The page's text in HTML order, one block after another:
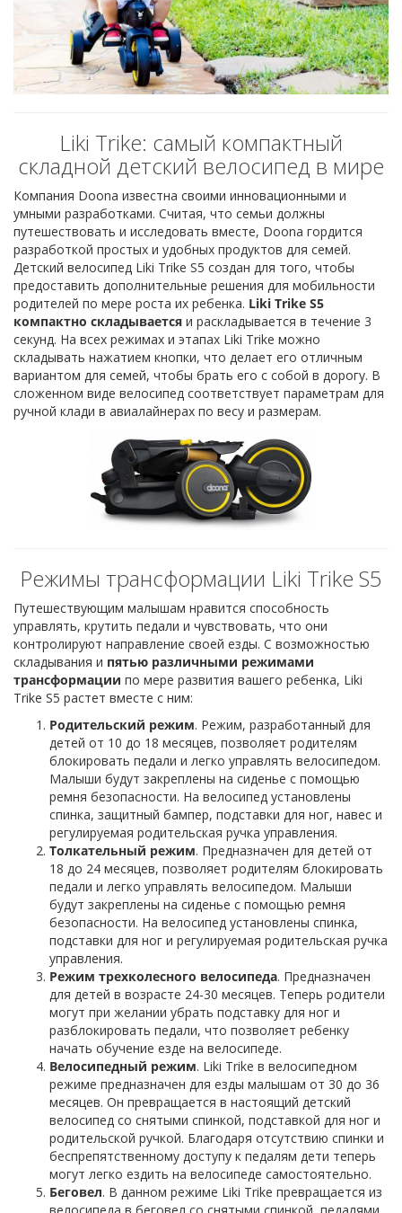
Liki Trike: самый компактный
складной детский велосипед в мире
Компания Doona известна своими инновационными и
умными разработками. Считая, что семьи должны
путешествовать и исследовать вместе, Doona гордится
разработкой простых и удобных продуктов для семей.
Детский велосипед Liki Trike S5 создан для того, чтобы
предоставить дополнительные решения для мобильности
родителей по мере роста их ребенка. Liki Trike S5
компактно складывается и раскладывается в течение 3
секунд. На всех режимах и этапах Liki Trike можно
складывать нажатием кнопки, что делает его отличным
вариантом для семей, чтобы брать его с собой в дорогу. В
сложенном виде велосипед соответствует параметрам для
ручной клади в авиалайнерах по весу и размерам.
Режимы трансформации Liki Trike S5
Путешествующим малышам нравится способность
управлять, крутить педали и чувствовать, что они
контролируют направление своей езды. С возможностью
складывания и пятью различными режимами
трансформации по мере развития вашего ребенка, Liki
Trike S5 растет вместе с ним:
Родительский режим. Режим, разработанный для
детей от 10 до 18 месяцев, позволяет родителям
блокировать педали и легко управлять велосипедом.
Малыши будут закреплены на сиденье с помощью
ремня безопасности. На велосипед установлены
спинка, защитный бампер, подставки для ног, навес и
регулируемая родительская ручка управления.
Толкательный режим. Предназначен для детей от
18 до 24 месяцев, позволяет родителям блокировать
педали и легко управлять велосипедом. Малыши
будут закреплены на сиденье с помощью ремня
безопасности. На велосипед установлены спинка,
подставки для ног и регулируемая родительская ручка
управления.
Режим трехколесного велосипеда. Предназначен
для детей в возрасте 24-30 месяцев. Теперь родители
могут при желании убрать подставку для ног и
разблокировать педали, что позволяет ребенку
начать обучение езде на велосипеде.
Велосипедный режим. Liki Trike в велосипедном
режиме предназначен для езды малышам от 30 до 36
месяцев. Он превращается в настоящий детский
велосипед со снятыми спинкой, подставкой для ног и
родительской ручкой. Благодаря отсутствию спинки и
беспрепятственному доступу к педалям дети теперь
могут легко ездить на велосипеде самостоятельно.
Беговел. В данном режиме Liki Trike превращается из